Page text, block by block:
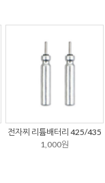
전자찌 리튬배터리 425/435
1,000원